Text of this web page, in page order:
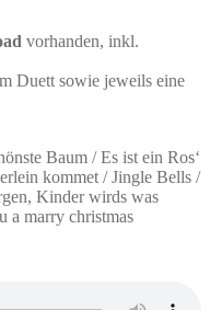
vorhanden, inkl.
Duett sowie jeweils eine
Baum / Es ist ein Ros‘
kommet / Jingle Bells /
Kinder wirds was
a marry christmas